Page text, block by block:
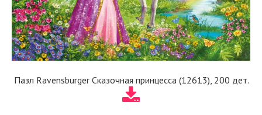
Пазл Ravensburger Сказочная принцесса (12613), 200 дет.